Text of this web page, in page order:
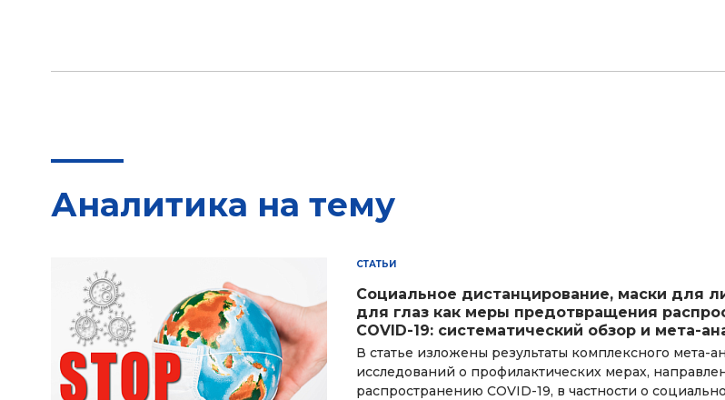
Аналитика на тему
СТАТЬИ
Социальное дистанцирование, маски для
для глаз как меры предотвращения
COVID-19: систематический обзор и мета-
В статье изложены результаты комплексного мета-
исследований о профилактических мерах,
распространению COVID-19, в частности о